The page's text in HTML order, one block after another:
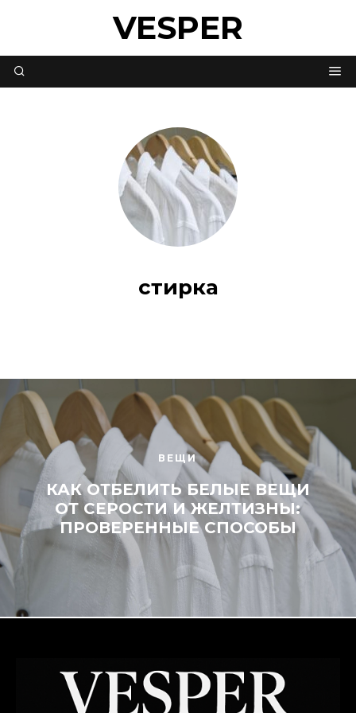
VESPER
стирка
ВЕЩИ
КАК ОТБЕЛИТЬ БЕЛЫЕ ВЕЩИ
ОТ СЕРОСТИ И ЖЕЛТИЗНЫ:
ПРОВЕРЕННЫЕ СПОСОБЫ